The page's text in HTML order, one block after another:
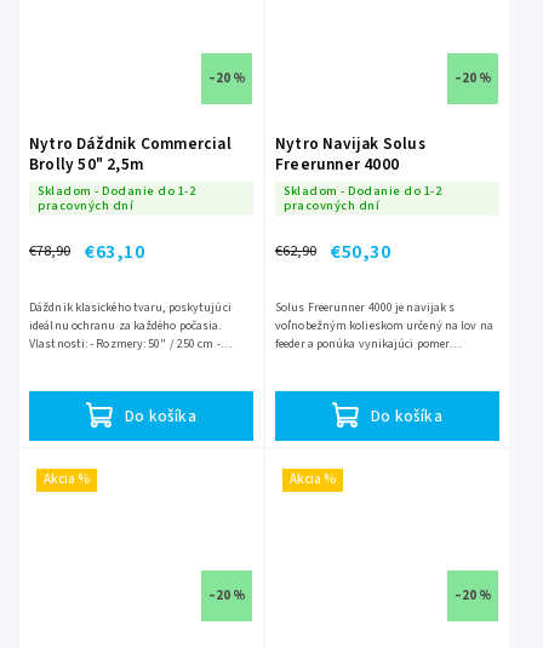
–20 %
Nytro Dáždnik Commercial
Brolly 50" 2,5m
Skladom - Dodanie do 1-2
pracovných dní
€78,90 €63,10
Do košíka
Dáždnik klasického tvaru, poskytujúci
ideálnu ochranu za každého počasia.
Vlastnosti: - Rozmery: 50" / 250 cm -
–20 %
Nytro Navijak Solus
Freerunner 4000
Skladom - Dodanie do 1-2
pracovných dní
€62,90 €50,30
Do košíka
Solus Freerunner 4000 je navijak s
voľnobežným kolieskom určený na lov na
feeder a ponúka vynikajúci pomer
Akcia %
–20 %
Akcia %
–20 %